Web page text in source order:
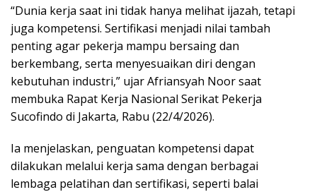
“Dunia kerja saat ini tidak hanya melihat ijazah, tetapi
juga kompetensi. Sertifikasi menjadi nilai tambah
penting agar pekerja mampu bersaing dan
berkembang, serta menyesuaikan diri dengan
kebutuhan industri,” ujar Afriansyah Noor saat
membuka Rapat Kerja Nasional Serikat Pekerja
Sucofindo di Jakarta, Rabu (22/4/2026).
Ia menjelaskan, penguatan kompetensi dapat
dilakukan melalui kerja sama dengan berbagai
lembaga pelatihan dan sertifikasi, seperti balai